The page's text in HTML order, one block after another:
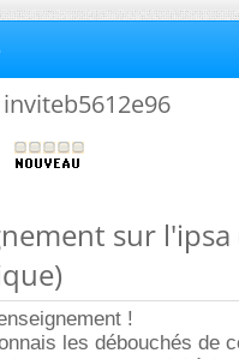
inviteb5612e96
sur l'ipsa
!
les débouchés de